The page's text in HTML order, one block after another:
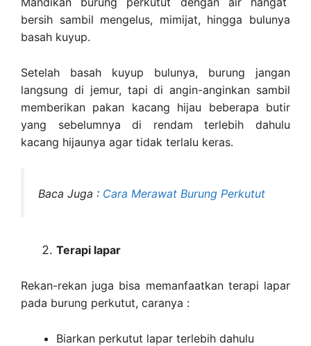
bersih sambil mengelus, mimijat, hingga bulunya
basah kuyup.
Setelah basah kuyup bulunya, burung jangan
langsung di jemur, tapi di angin-anginkan sambil
memberikan pakan kacang hijau beberapa butir
yang sebelumnya di rendam terlebih dahulu
kacang hijaunya agar tidak terlalu keras.
Baca Juga : Cara Merawat Burung Perkutut
Terapi lapar
Rekan-rekan juga bisa memanfaatkan terapi lapar
pada burung perkutut, caranya :
Biarkan perkutut lapar terlebih dahulu